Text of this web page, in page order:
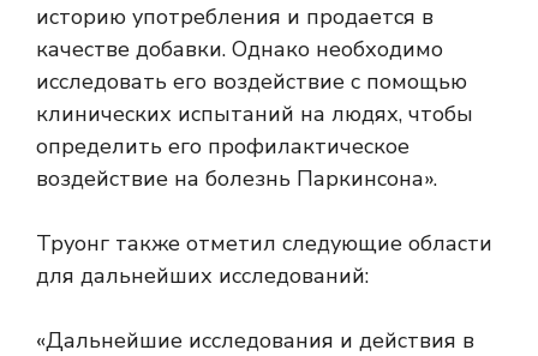
историю употребления и продается в
качестве добавки. Однако необходимо
исследовать его воздействие с помощью
клинических испытаний на людях, чтобы
определить его профилактическое
воздействие на болезнь Паркинсона».
Труонг также отметил следующие области
для дальнейших исследований:
«Дальнейшие исследования и действия в